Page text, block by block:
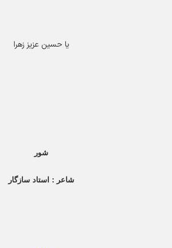
یا حسین عزیز زهرا
شور
شاعر : استاد سازگار